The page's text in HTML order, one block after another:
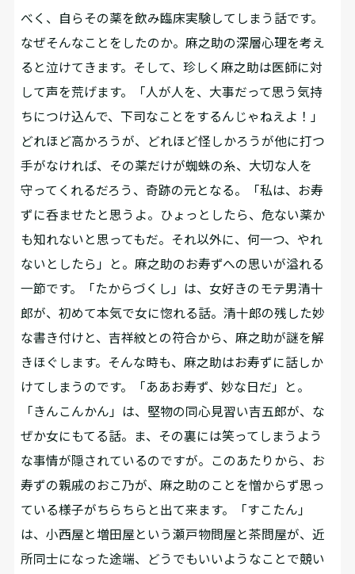
べく、自らその薬を飲み臨床実験してしまう話です。
なぜそんなことをしたのか。麻之助の深層心理を考え
ると泣けてきます。そして、珍しく麻之助は医師に対
して声を荒げます。「人が人を、大事だって思う気持
ちにつけ込んで、下司なことをするんじゃねえよ！」
どれほど高かろうが、どれほど怪しかろうが他に打つ
手がなければ、その薬だけが蜘蛛の糸、大切な人を
守ってくれるだろう、奇跡の元となる。「私は、お寿
ずに呑ませたと思うよ。ひょっとしたら、危ない薬か
も知れないと思ってもだ。それ以外に、何一つ、やれ
ないとしたら」と。麻之助のお寿ずへの思いが溢れる
一節です。「たからづくし」は、女好きのモテ男清十
郎が、初めて本気で女に惚れる話。清十郎の残した妙
な書き付けと、吉祥紋との符合から、麻之助が謎を解
きほぐします。そんな時も、麻之助はお寿ずに話しか
けてしまうのです。「ああお寿ず、妙な日だ」と。
「きんこんかん」は、堅物の同心見習い吉五郎が、な
ぜか女にもてる話。ま、その裏には笑ってしまうよう
な事情が隠されているのですが。このあたりから、お
寿ずの親戚のおこ乃が、麻之助のことを憎からず思っ
ている様子がちらちらと出て来ます。「すこたん」
は、小西屋と増田屋という瀬戸物問屋と茶問屋が、近
所同士になった途端、どうでもいいようなことで競い